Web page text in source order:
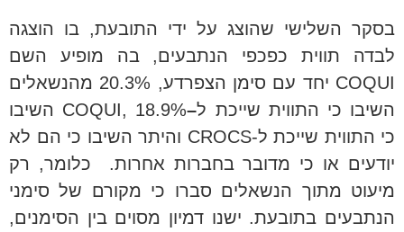
בסקר השלישי שהוצג על ידי התובעת, בו הוצגה
לבדה תווית כפכפי הנתבעים, בה מופיע השם
COQUI יחד עם סימן הצפרדע, 20.3% מהנשאלים
השיבו כי התווית שייכת ל–
COQUI, 18.9% השיבו
כי התווית שייכת ל-CROCS והיתר השיבו כי הם לא
יודעים או כי מדובר בחברות אחרות. כלומר, רק
מיעוט מתוך הנשאלים סברו כי מקורם של סימני
הנתבעים בתובעת. ישנו דמיון מסוים בין הסימנים,